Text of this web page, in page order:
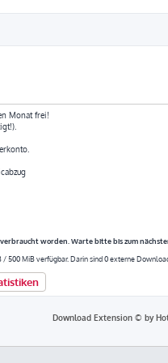
Monat frei!
worden. Warte bitte bis zum
/ 500 MiB verfügbar. Darin sind 0 externe
Download Extension © by